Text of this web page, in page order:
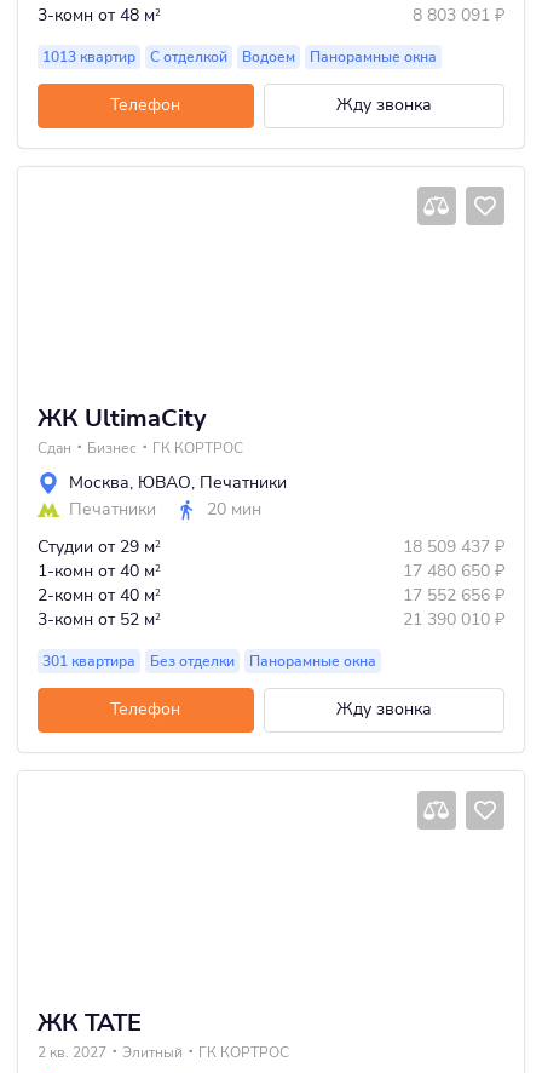
3-комн от 48 м2 8 803 091 ₽
1013 квартир С отделкой Водоем Панорамные окна
Телефон Жду звонка
ЖК UltimaCity
Сдан Бизнес ГК КОРТРОС
Москва, ЮВАО, Печатники
Печатники
20 мин
Студии от 29 м2 18 509 437 ₽
1-комн от 40 м2 17 480 650 ₽
2-комн от 40 м2 17 552 656 ₽
3-комн от 52 м2 21 390 010 ₽
301 квартира Без отделки Панорамные окна
Телефон Жду звонка
ЖК TATE
2 кв. 2027 Элитный ГК КОРТРОС